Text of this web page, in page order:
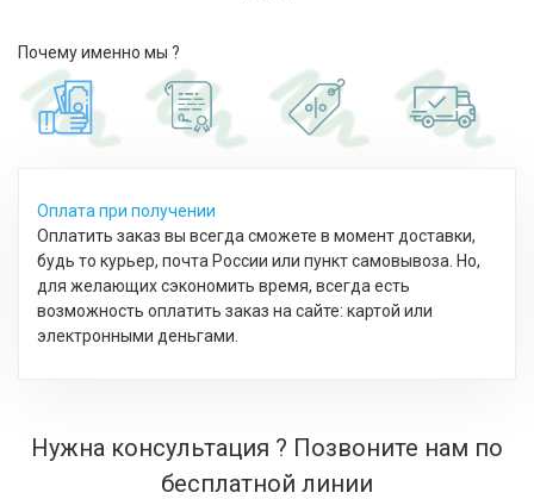
Почему именно мы ?
Оплата при получении
Оплатить заказ вы всегда сможете в момент доставки,
будь то курьер, почта России или пункт самовывоза. Но,
для желающих сэкономить время, всегда есть
возможность оплатить заказ на сайте: картой или
электронными деньгами.
Нужна консультация ? Позвоните нам по
бесплатной линии